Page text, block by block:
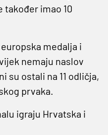
također imao 10
medalja i
nemaju naslov
su ostali na 11 odličja,
prvaka.
igraju Hrvatska i